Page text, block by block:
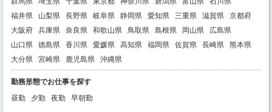
福井県
山梨県 長野県 岐阜県 静岡県 愛知県 三重県 滋賀県
京都府
大阪府
兵庫県 奈良県 和歌山県 鳥取県 島根県 岡山県
広島県
山口県
徳島県 香川県 愛媛県 高知県 福岡県 佐賀県 長崎県
熊本県
大分県
宮崎県 鹿児島県 沖縄県
勤務形態でお仕事を探す
昼勤
夕勤 夜勤 早朝勤